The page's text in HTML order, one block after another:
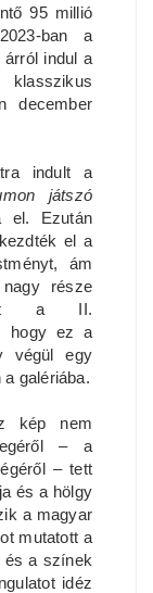
95 millió
ban a
indul a
december
indult a
játszó
el. Ezután
el a
ám
része
a II.
hogy ez a
végül egy
galériába.
kép nem
– a
– tett
és a hölgy
a magyar
mutatott a
és a színek
idéz